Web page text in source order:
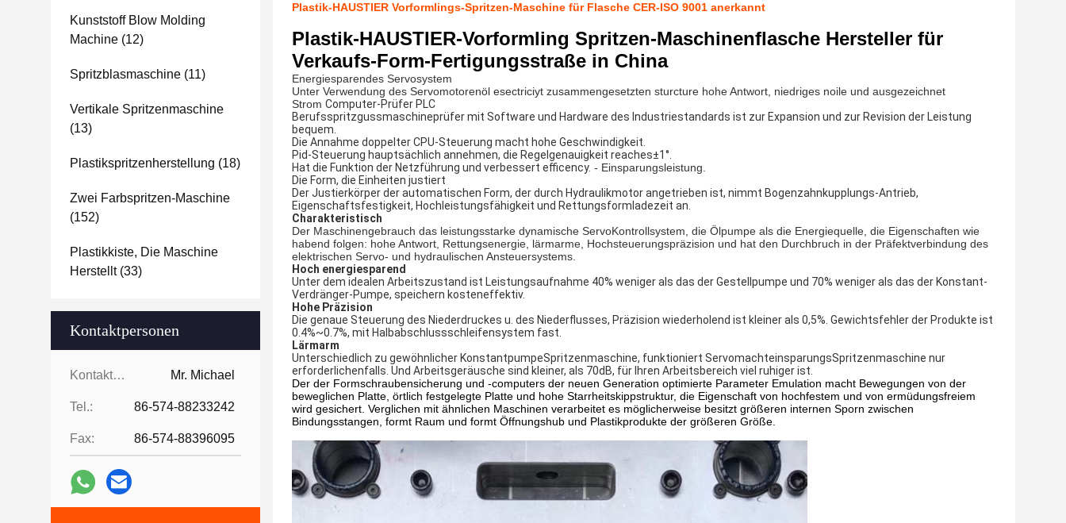
Kunststoff Blow Molding
Machine (12)
Spritzblasmaschine (11)
Vertikale Spritzenmaschine
(13)
Plastikspritzenherstellung (18)
Zwei Farbspritzen-Maschine
(152)
Plastikkiste, Die Maschine
Herstellt(33)
Kontaktpersonen
Kontaktpersonen: Mr. Michael
Tel.: 86-574-88233242
Fax: 86-574-88396095
Plastik-HAUSTIER Vorformlings-Spritzen-Maschine für Flasche CER-ISO 9001 anerkannt
Plastik-HAUSTIER-Vorformling Spritzen-Maschinenflasche Hersteller für
Verkaufs-Form-Fertigungsstraße in China
Energiesparendes Servosystem
Unter Verwendung des Servomotorenöl esectriciyt zusammengesetzten sturcture hohe Antwort, niedriges noile und ausgezeichnet
Strom Computer-Prüfer PLC
Berufsspritzgussmaschineprüfer mit Software und Hardware des Industriestandards ist zur Expansion und zur Revision der Leistung
bequem.
Die Annahme doppelter CPU-Steuerung macht hohe Geschwindigkeit.
Pid-Steuerung hauptsächlich annehmen, die Regelgenauigkeit reaches±1°.
Hat die Funktion der Netzführung und verbessert efficency. - Einsparungsleistung.
Die Form, die Einheiten justiert
Der Justierkörper der automatischen Form, der durch Hydraulikmotor angetrieben ist, nimmt Bogenzahnkupplungs-Antrieb,
Eigenschaftsfestigkeit, Hochleistungsfähigkeit und Rettungsformladezeit an.
Charakteristisch
Der Maschinengebrauch das leistungsstarke dynamische ServoKontrollsystem, die Ölpumpe als die Energiequelle, die Eigenschaften wie
habend folgen: hohe Antwort, Rettungsenergie, lärmarme, Hochsteuerungspräzision und hat den Durchbruch in der Präfektverbindung des
elektrischen Servo- und hydraulischen Ansteuersystems.
Hoch energiesparend
Unter dem idealen Arbeitszustand ist Leistungsaufnahme 40% weniger als das der Gestellpumpe und 70% weniger als das der Konstant-
Verdränger-Pumpe, speichern kosteneffektiv.
Hohe Präzision
Die genaue Steuerung des Niederdruckes u. des Niederflusses, Präzision wiederholend ist kleiner als 0,5%. Gewichtsfehler der Produkte ist
0.4%~0.7%, mit Halbabschlussschleifensystem fast.
Lärmarm
Unterschiedlich zu gewöhnlicher KonstantpumpeSpritzenmaschine, funktioniert ServomachteinsparungsSpritzenmaschine nur
erforderlichenfalls. Und Arbeitsgeräusche sind kleiner, als 70dB, für Ihren Arbeitsbereich viel ruhiger ist.
Der der Formschraubensicherung und -computers der neuen Generation optimierte Parameter Emulation macht Bewegungen von der
beweglichen Platte, örtlich festgelegte Platte und hohe Starrheitskippstruktur, die Eigenschaft von hochfestem und von ermüdungsfreiem
wird gesichert. Verglichen mit ähnlichen Maschinen verarbeitet es möglicherweise besitzt größeren internen Sporn zwischen
Bindungsstangen, formt Raum und formt Öffnungshub und Plastikprodukte der größeren Größe.